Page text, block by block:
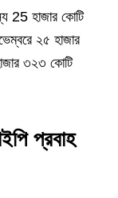
25 হাজার কোটি
২৫ হাজার
৩২৩ কোটি
প্রবাহ